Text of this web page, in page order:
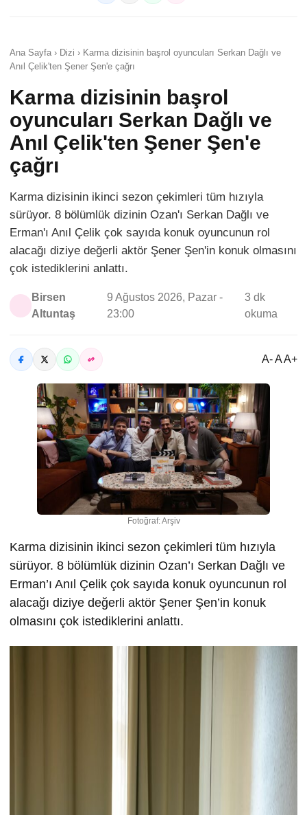
Ana Sayfa › Dizi › Karma dizisinin başrol oyuncuları Serkan Dağlı ve
Anıl Çelik'ten Şener Şen'e çağrı
Karma dizisinin başrol
oyuncuları Serkan Dağlı ve
Anıl Çelik'ten Şener Şen'e
çağrı
Karma dizisinin ikinci sezon çekimleri tüm hızıyla
sürüyor. 8 bölümlük dizinin Ozan'ı Serkan Dağlı ve
Erman'ı Anıl Çelik çok sayıda konuk oyuncunun rol
alacağı diziye değerli aktör Şener Şen'in konuk olmasını
çok istediklerini anlattı.
Birsen
Altuntaş
9 Ağustos 2026, Pazar -
23:00
3 dk
okuma
A- A A+
Fotoğraf: Arşiv
Karma dizisinin ikinci sezon çekimleri tüm hızıyla
sürüyor. 8 bölümlük dizinin Ozan’ı Serkan Dağlı ve
Erman’ı Anıl Çelik çok sayıda konuk oyuncunun rol
alacağı diziye değerli aktör Şener Şen’in konuk
olmasını çok istediklerini anlattı.